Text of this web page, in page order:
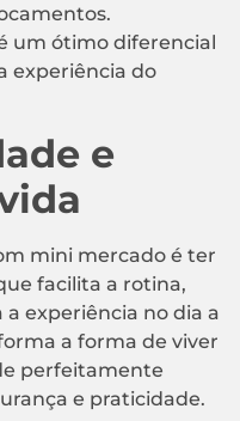
um ótimo diferencial
experiência do
e
mini mercado é ter
facilita a rotina,
experiência no dia a
a forma de viver
perfeitamente
e praticidade.